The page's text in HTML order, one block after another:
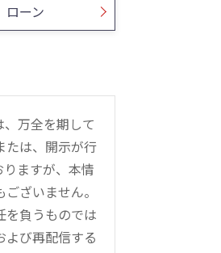
ローン
万全を期して
たは、開示が行
ますが、本情
ざいません。
を負うものでは
び再配信する